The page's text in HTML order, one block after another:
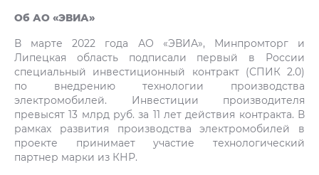
Об АО «ЭВИА»
В марте 2022 года АО «ЭВИА», Минпромторг и
Липецкая область подписали первый в России
специальный инвестиционный контракт (СПИК 2.0)
по внедрению технологии производства
электромобилей. Инвестиции производителя
превысят 13 млрд руб. за 11 лет действия контракта. В
рамках развития производства электромобилей в
проекте принимает участие технологический
партнер марки из КНР.